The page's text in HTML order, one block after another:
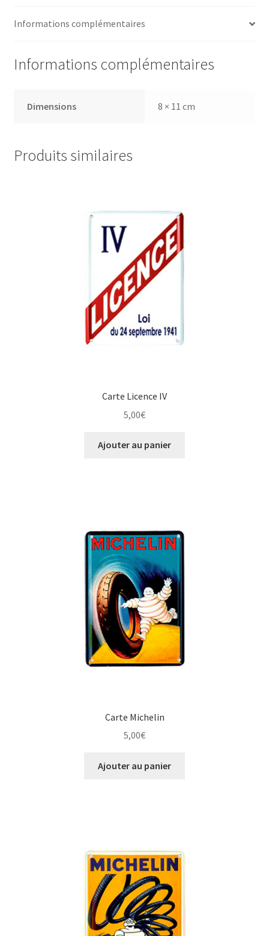
Informations complémentaires
Informations complémentaires
Dimensions 8 × 11 cm
Produits similaires
Carte Licence IV
5,00€
Ajouter au panier
Carte Michelin
5,00€
Ajouter au panier